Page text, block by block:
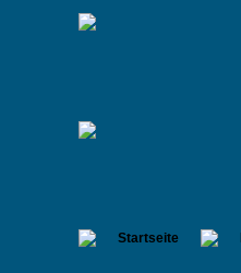
Startseite